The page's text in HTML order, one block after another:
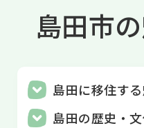
島田市
島田に移住す
島田の歴史・